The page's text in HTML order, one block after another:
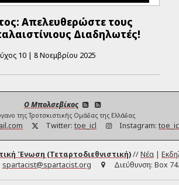
Απελευθερώστε τους
Διαδηλωτές!
10 | 8 Νοεμβρίου 2025
Ο Μπολσεβίκος
της Τροτσκιστικής Ομάδας της Ελλάδας
Twitter: toe_icl Instagram:
Ένωση (Τεταρτοδιεθνιστική)//Νέα
spartacist@spartacist.org Διεύθυνση: Box